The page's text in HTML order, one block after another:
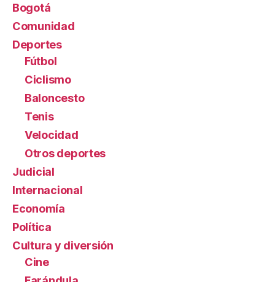
Bogotá
Comunidad
Deportes
Fútbol
Ciclismo
Baloncesto
Tenis
Velocidad
Otros deportes
Judicial
Internacional
Economía
Política
Cultura y diversión
Cine